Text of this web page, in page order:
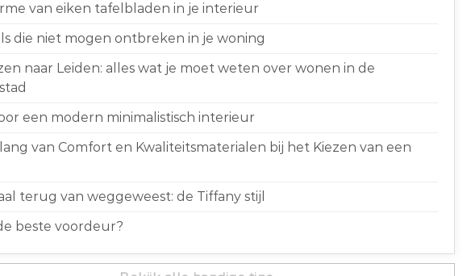
van eiken tafelbladen in je interieur
die niet mogen ontbreken in je woning
naar Leiden: alles wat je moet weten over wonen in de
een modern minimalistisch interieur
van Comfort en Kwaliteitsmaterialen bij het Kiezen van een
terug van weggeweest: de Tiffany stijl
beste voordeur?